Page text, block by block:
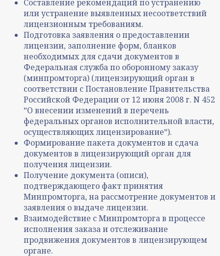
Составление рекомендаций по устранению
или устранение выявленных несоответствий
лицензионным требованиям.
Подготовка заявления о предоставлении
лицензии, заполнение форм, бланков
необходимых для сдачи документов в
Федеральная служба по оборонному заказу
(минпромторга) (лицензирующий орган в
соответствии с Постановление Правительства
Российской Федерации от 12 июня 2008 г. N 452
ˮО внесении изменений в перечень
федеральных органов исполнительной власти,
осуществляющих лицензированиеˮ).
Формирование пакета документов и сдача
документов в лицензирующий орган для
получения лицензии.
Получение документа (описи),
подтверждающего факт принятия
Минпромторга, на рассмотрение документов и
заявления о выдаче лицензии.
Взаимодействие с Минпромторга в процессе
исполнения заказа и отслеживание
продвижения документов в лицензирующем
органе.